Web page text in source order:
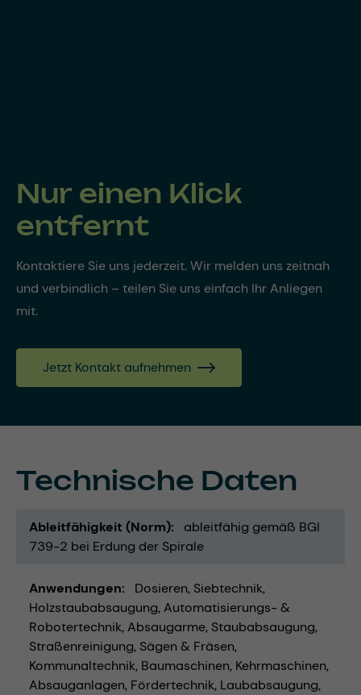
Nur einen Klick
entfernt
Kontaktiere Sie uns jederzeit. Wir melden uns zeitnah
und verbindlich – teilen Sie uns einfach Ihr Anliegen
mit.
Jetzt Kontakt aufnehmen
Technische Daten
Ableitfähigkeit (Norm)
ableitfähig gemäß BGI
739-2 bei Erdung der Spirale
Anwendungen Dosieren Siebtechnik
Holzstaubabsaugung Automatisierungs- &
Robotertechnik Absaugarme Staubabsaugung
Straßenreinigung Sägen & Fräsen
Kommunaltechnik Baumaschinen Kehrmaschinen
Absauganlagen Fördertechnik Laubabsaugung